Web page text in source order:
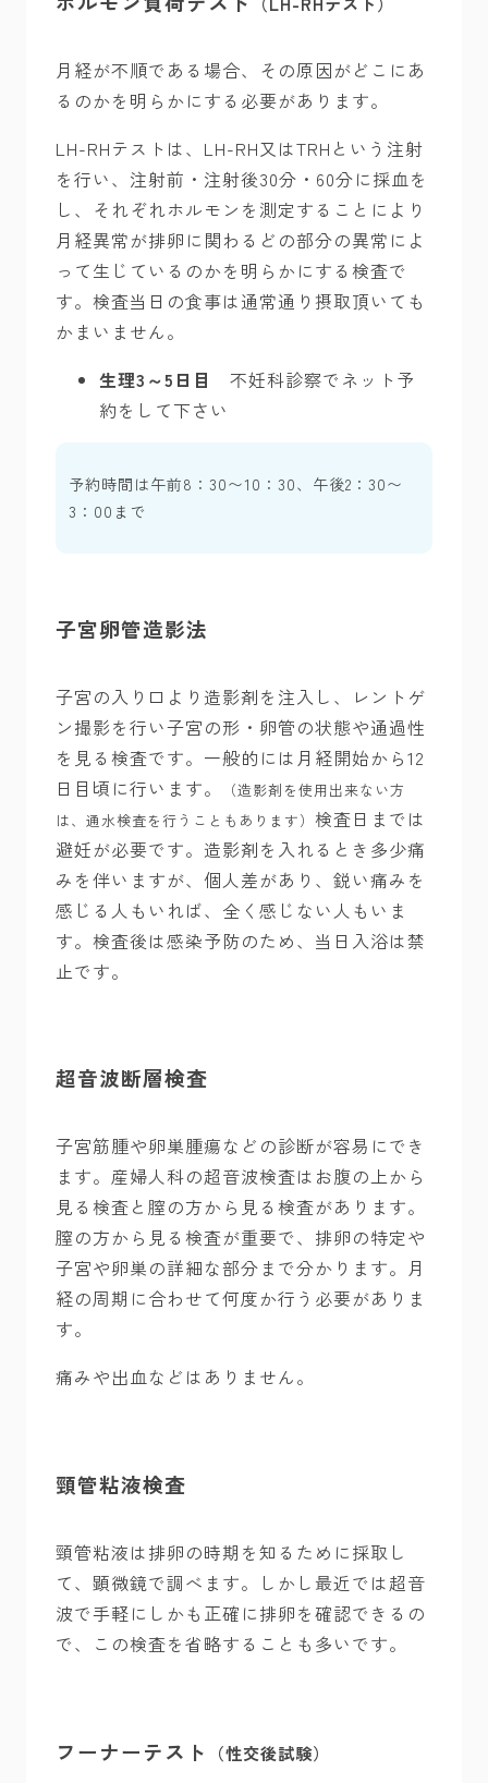
月経が不順である場合、その原因がどこにあ
るのかを明らかにする必要があります。
LH-RHテストは、LH-RH又はTRHという注射
を行い、注射前・注射後30分・60分に採血を
し、それぞれホルモンを測定することにより
月経異常が排卵に関わるどの部分の異常によ
って生じているのかを明らかにする検査で
す。検査当日の食事は通常通り摂取頂いても
かまいません。
生理3～5日目
不妊科診察でネット予
約をして下さい
予約時間は午前8：30〜10：30、午後2：30〜
3：00まで
子宮卵管造影法
子宮の入り口より造影剤を注入し、レントゲ
ン撮影を行い子宮の形・卵管の状態や通過性
を見る検査です。一般的には月経開始から12
日目頃に行います。
（造影剤を使用出来ない方
は、通水検査を行うこともあります）検査日までは
避妊が必要です。造影剤を入れるとき多少痛
みを伴いますが、個人差があり、鋭い痛みを
感じる人もいれば、全く感じない人もいま
す。検査後は感染予防のため、当日入浴は禁
止です。
超音波断層検査
子宮筋腫や卵巣腫瘍などの診断が容易にでき
ます。産婦人科の超音波検査はお腹の上から
見る検査と膣の方から見る検査があります。
膣の方から見る検査が重要で、排卵の特定や
子宮や卵巣の詳細な部分まで分かります。月
経の周期に合わせて何度か行う必要がありま
す。
痛みや出血などはありません。
頸管粘液検査
頸管粘液は排卵の時期を知るために採取し
て、顕微鏡で調べます。しかし最近では超音
波で手軽にしかも正確に排卵を確認できるの
で、この検査を省略することも多いです。
フーナーテスト （性交後試験）